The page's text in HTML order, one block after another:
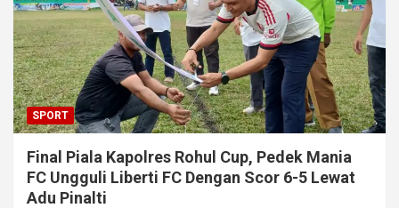
SPORT
Final Piala Kapolres Rohul Cup, Pedek Mania
FC Ungguli Liberti FC Dengan Scor 6-5 Lewat
Adu Pinalti